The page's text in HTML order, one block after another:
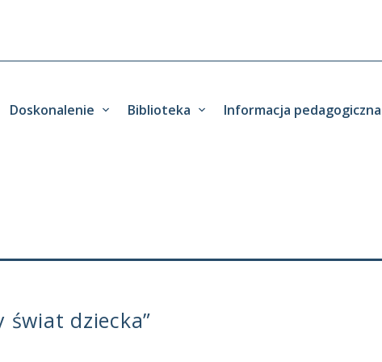
Doskonalenie Biblioteka Informacja pedagogiczna
świat dziecka”